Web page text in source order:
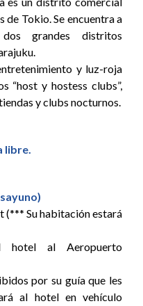
de Tokio. Se encuentra a
grandes distritos
y luz-roja
“host y hostess clubs”,
y clubs nocturnos.
libre.
(*** Su habitación estará
al Aeropuerto
por su guía que les
al hotel en vehículo